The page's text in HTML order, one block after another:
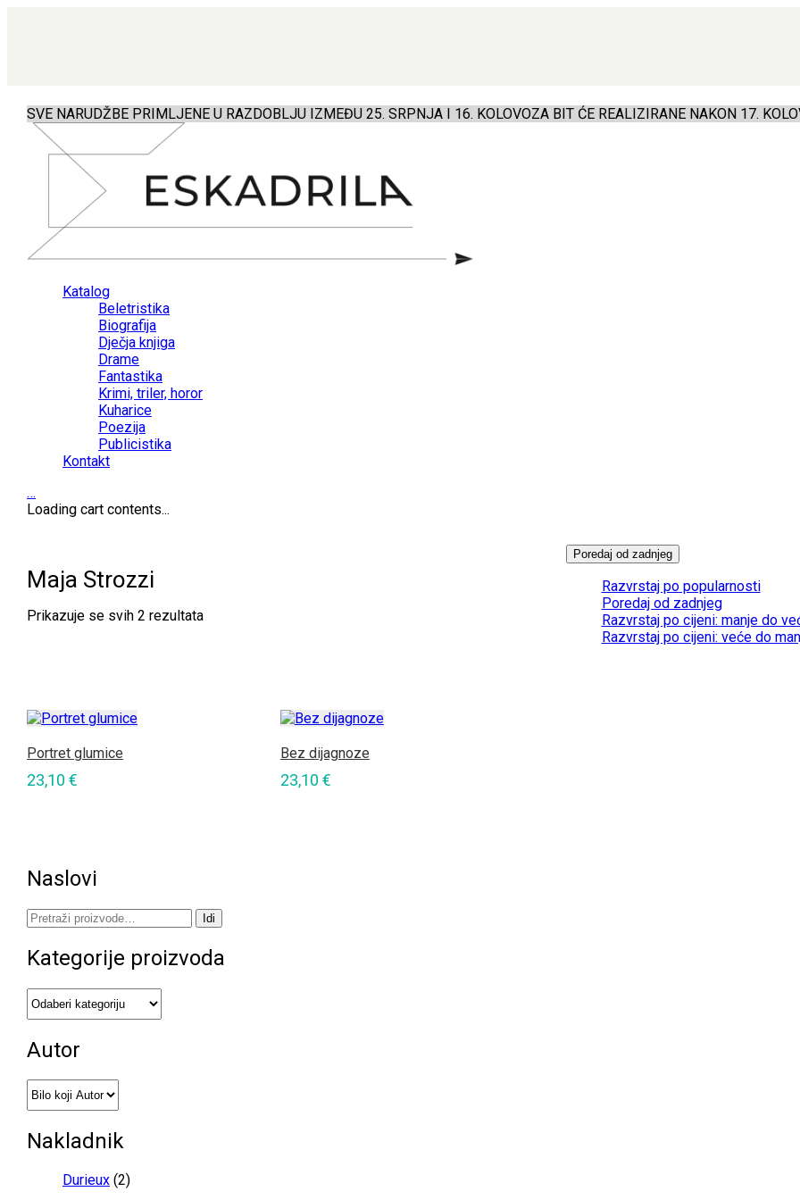
SVE NARUDŽBE PRIMLJENE U RAZDOBLJU IZMEĐU 25. SRPNJA I 16. KOLOVOZA BIT ĆE REALIZIRANE NAKON 17.
Katalog
Beletristika
Biografija
Dječja knjiga
Drame
Fantastika
Krimi, triler, horor
Kuharice
Poezija
Publicistika
Kontakt
…
Loading cart contents...
Maja Strozzi
Prikazuje se svih 2 rezultataPoredano
Poredaj od zadnjeg
Razvrstaj po popularnosti
Poredaj od zadnjeg
Razvrstaj po cijeni: manje do
Razvrstaj po cijeni: veće do
Portret glumice
23,10 €
Bez dijagnoze
23,10 €
Naslovi
Pretraži: Idi
Kategorije proizvoda
Autor
Nakladnik
Durieux (2)